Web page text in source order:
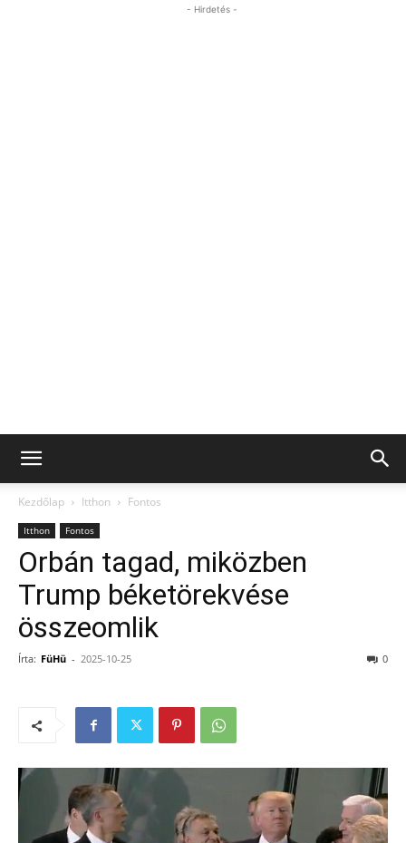
- Hirdetés -
Kezdőlap Itthon Fontos
Itthon Fontos
Orbán tagad, miközben
Trump béketörekvése
összeomlik
Írta: FüHü - 2025-10-25 0